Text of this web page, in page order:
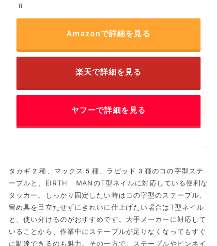
0
Amazonで詳細を見る
楽天で詳細を見る
ヤフーで詳細を見る
タカギ2種、マックス5種、ラピッド3種のコの字型ステ
ープルと、EIRTH MANのT型ネイルに対応している便利な
タッカー。しっかり固定したい時はコの字型のステープル、
留め具を目立たせずにきれいに仕上げたい場合はT型ネイル
と、使い分けるのがおすすめです。大手メーカーに対応して
いることから、作業中にステープルが足りなくなってもすぐ
に調達できるのも魅力。その一方で、ステープルやピンネイ